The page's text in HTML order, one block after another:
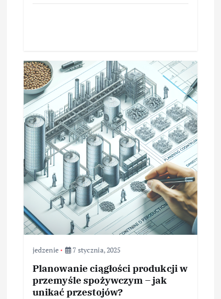
jedzenie 7 stycznia, 2025
Planowanie ciągłości produkcji w
przemyśle spożywczym – jak
unikać przestojów?